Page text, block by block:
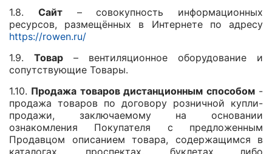
1.8. Сайт– совокупность информационных
ресурсов, размещённых в Интернете по адресу
https://rowen.ru/
1.9. Товар – вентиляционное оборудование и
сопутствующие Товары.
1.10. Продажа товаров дистанционным способом-
продажа товаров по договору розничной купли-
продажи, заключаемому на основании
ознакомления Покупателя с предложенным
Продавцом описанием товара, содержащимся в